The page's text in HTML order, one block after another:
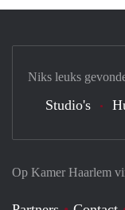
Op Kamer Haarlem
Niks leuks
Studio's